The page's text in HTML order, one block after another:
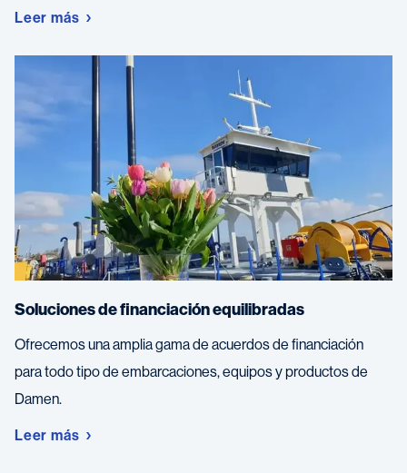
Leer más
Soluciones de financiación equilibradas
Ofrecemos una amplia gama de acuerdos de financiación
para todo tipo de embarcaciones, equipos y productos de
Damen.
Leer más